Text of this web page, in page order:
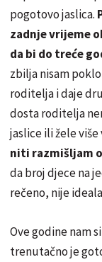
pogotovo jaslica.
zadnje vrijeme
da bi do treće
zbilja nisam
roditelja i daje
dosta roditelja
jaslice ili žele više
niti razmišljam
da broj djece na
rečeno, nije
Ove godine nam
trenutačno je